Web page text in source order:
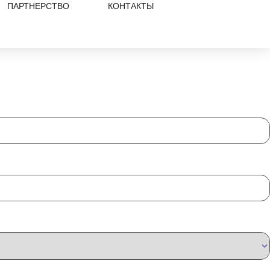
ПАРТНЕРСТВО КОНТАКТЫ